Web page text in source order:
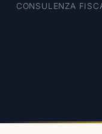
CONSULENZA